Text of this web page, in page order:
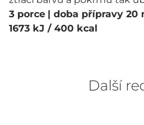
3 porce | doba přípravy 20
1673 kJ / 400 kcal
Další